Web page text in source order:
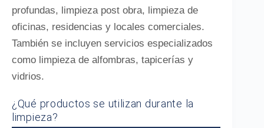
profundas, limpieza post obra, limpieza de
oficinas, residencias y locales comerciales.
También se incluyen servicios especializados
como limpieza de alfombras, tapicerías y
vidrios.
¿Qué productos se utilizan durante la
limpieza?